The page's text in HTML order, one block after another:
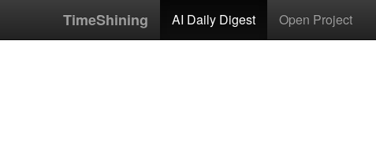
TimeShining AI Daily Digest Open Project